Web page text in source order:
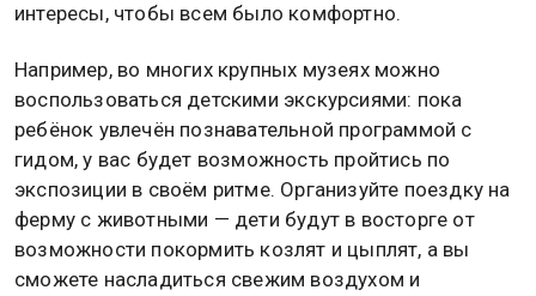
интересы, чтобы всем было комфортно.
Например, во многих крупных музеях можно
воспользоваться детскими экскурсиями: пока
ребёнок увлечён познавательной программой с
гидом, у вас будет возможность пройтись по
экспозиции в своём ритме. Организуйте поездку на
ферму с животными — дети будут в восторге от
возможности покормить козлят и цыплят, а вы
сможете насладиться свежим воздухом и